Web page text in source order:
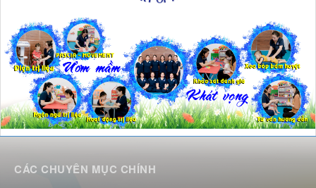
CÁC CHUYÊN MỤC CHÍNH